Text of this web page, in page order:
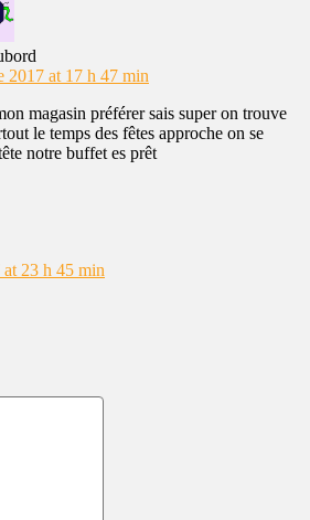
2017 at 17 h 47 min
magasin préférer sais super on trouve
le temps des fêtes approche on se
notre buffet es prêt
23 h 45 min